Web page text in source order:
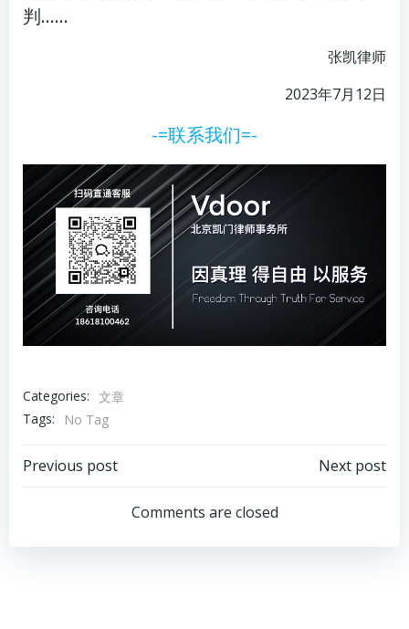
判……
张凯律师
2023年7月12日
-=联系我们=-
Categories: 文章
Tags:
No Tag
Previous post Next post
Comments are closed